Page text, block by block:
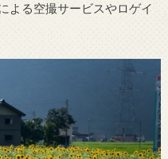
よる空撮サービスやロゲイ